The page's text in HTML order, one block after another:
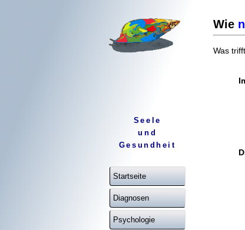
Seele
und
Gesundheit
Startseite
Diagnosen
Psychologie
Wie
Was